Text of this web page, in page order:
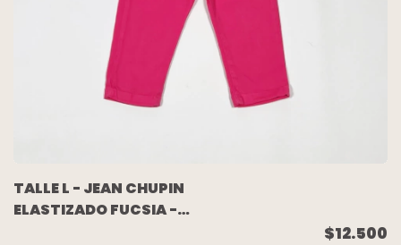
TALLE L - JEAN CHUPIN
ELASTIZADO FUCSIA -
$12.500